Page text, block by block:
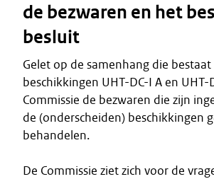
de bezwaren en het
besluit
Gelet op de samenhang die bestaat
beschikkingen UHT-DC-I A en UHT-
Commissie de bezwaren die zijn
de (onderscheiden) beschikkingen
behandelen.
De Commissie ziet zich voor de